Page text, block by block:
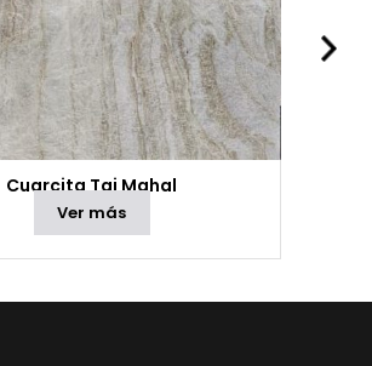
Cuarcita Taj Mahal
Ver más